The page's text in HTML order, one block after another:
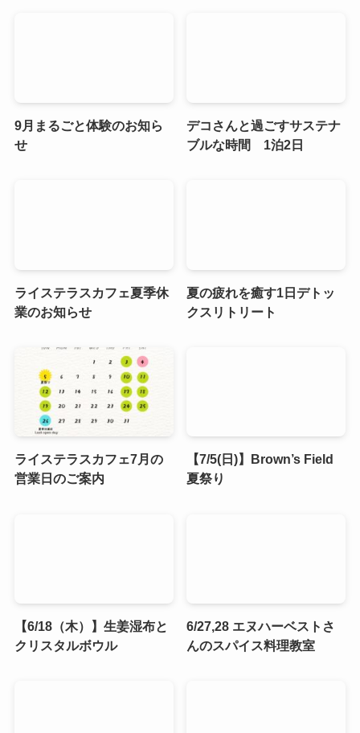
9月まるごと体験のお知ら
せ
デコさんと過ごすサステナ
ブルな時間 1泊2日
ライステラスカフェ夏季休
業のお知らせ
夏の疲れを癒す1日デトッ
クスリトリート
ライステラスカフェ7月の
営業日のご案内
【7/5(日)】Brown’s Field
夏祭り
【6/18（木）】生姜湿布と
クリスタルボウル
6/27,28 エヌハーベストさ
んのスパイス料理教室